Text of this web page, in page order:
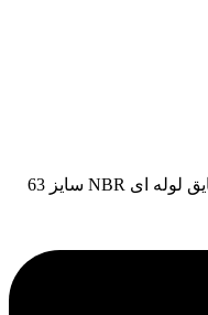
عایق لوله ای NBR سایز 63